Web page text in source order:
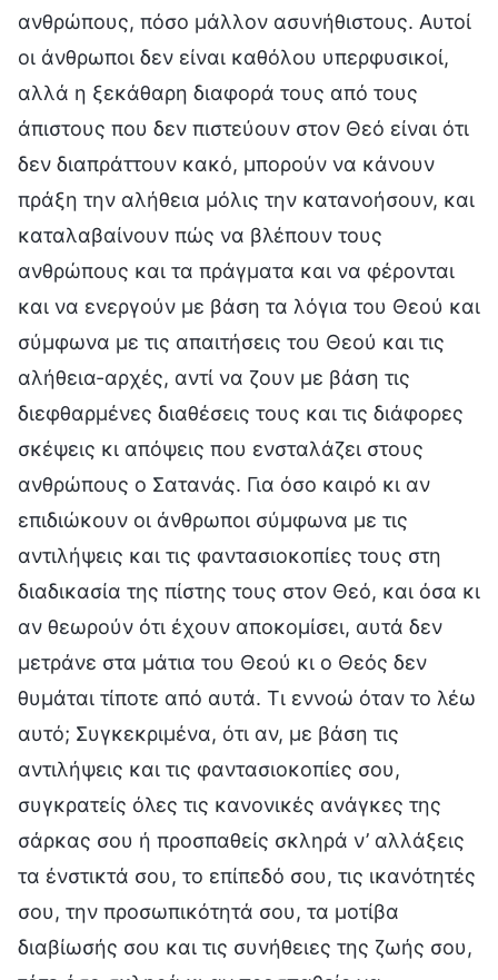
ανθρώπους, πόσο μάλλον ασυνήθιστους. Αυτοί
οι άνθρωποι δεν είναι καθόλου υπερφυσικοί,
αλλά η ξεκάθαρη διαφορά τους από τους
άπιστους που δεν πιστεύουν στον Θεό είναι ότι
δεν διαπράττουν κακό, μπορούν να κάνουν
πράξη την αλήθεια μόλις την κατανοήσουν, και
καταλαβαίνουν πώς να βλέπουν τους
ανθρώπους και τα πράγματα και να φέρονται
και να ενεργούν με βάση τα λόγια του Θεού και
σύμφωνα με τις απαιτήσεις του Θεού και τις
αλήθεια-αρχές, αντί να ζουν με βάση τις
διεφθαρμένες διαθέσεις τους και τις διάφορες
σκέψεις κι απόψεις που ενσταλάζει στους
ανθρώπους ο Σατανάς. Για όσο καιρό κι αν
επιδιώκουν οι άνθρωποι σύμφωνα με τις
αντιλήψεις και τις φαντασιοκοπίες τους στη
διαδικασία της πίστης τους στον Θεό, και όσα κι
αν θεωρούν ότι έχουν αποκομίσει, αυτά δεν
μετράνε στα μάτια του Θεού κι ο Θεός δεν
θυμάται τίποτε από αυτά. Τι εννοώ όταν το λέω
αυτό; Συγκεκριμένα, ότι αν, με βάση τις
αντιλήψεις και τις φαντασιοκοπίες σου,
συγκρατείς όλες τις κανονικές ανάγκες της
σάρκας σου ή προσπαθείς σκληρά ν’ αλλάξεις
τα ένστικτά σου, το επίπεδό σου, τις ικανότητές
σου, την προσωπικότητά σου, τα μοτίβα
διαβίωσής σου και τις συνήθειες της ζωής σου,